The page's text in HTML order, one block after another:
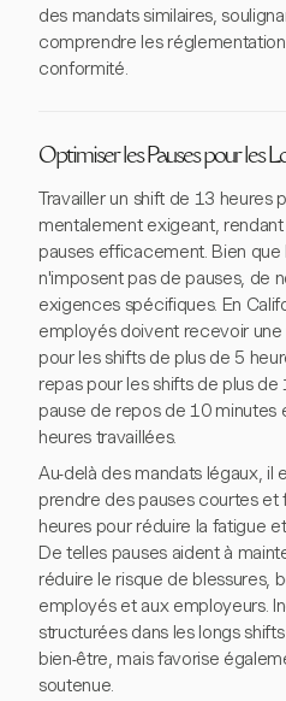
des mandats similaires,
comprendre les
conformité.
Optimiser les Pauses pour les
Travailler un shift de 13
mentalement exigeant,
pauses efficacement. Bien que
n'imposent pas de pauses, de
exigences spécifiques. En
employés doivent recevoir
pour les shifts de plus de 5
repas pour les shifts de plus de
pause de repos de 10 minutes
heures travaillées.
Au-delà des mandats légaux, il
prendre des pauses courtes
heures pour réduire la fatigue
De telles pauses aident à
réduire le risque de blessures,
employés et aux employeurs.
structurées dans les longs
bien-être, mais favorise
soutenue.